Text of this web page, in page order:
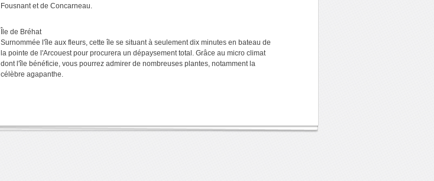
Fousnant et de Concarneau.
Île de Bréhat
Surnommée l'île aux fleurs, cette île se situant à seulement dix minutes en bateau de
la pointe de l'Arcouest pour procurera un dépaysement total. Grâce au micro climat
dont l'île bénéficie, vous pourrez admirer de nombreuses plantes, notamment la
célèbre agapanthe.